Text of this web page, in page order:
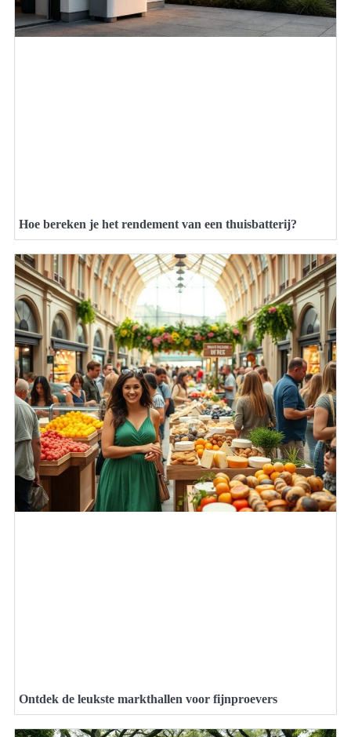
Hoe bereken je het rendement van een thuisbatterij?
Ontdek de leukste markthallen voor fijnproevers